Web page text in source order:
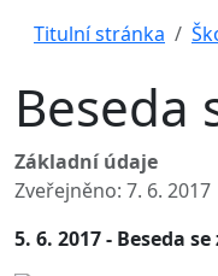
Titulní stránka
Beseda
Základní údaje
Zveřejněno: 7. 6. 2017
5. 6. 2017 - Beseda